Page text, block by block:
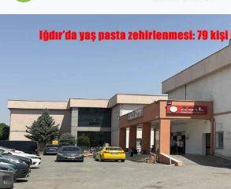
Siyaset
Teknoloji
Kültür Sanat